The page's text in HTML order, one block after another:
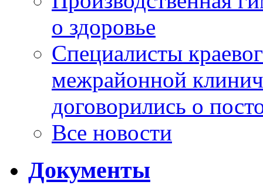
о здоровье
Специалисты
межрайонной
договорились о
Все новости
Документы